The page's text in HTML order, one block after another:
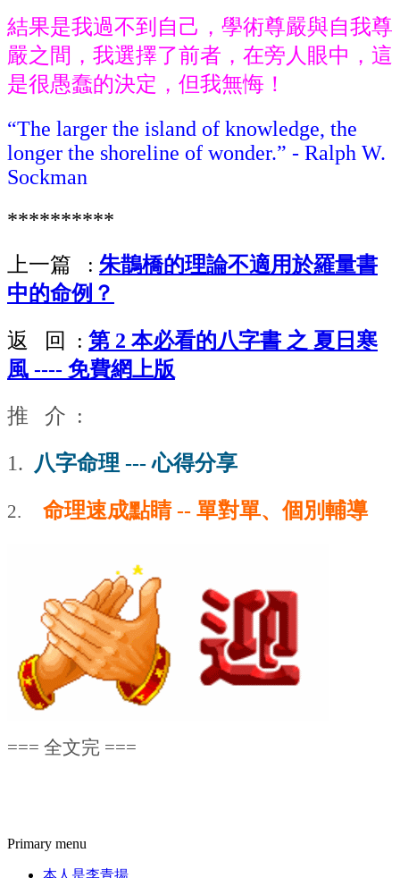
結果是我過不到自己，學術尊嚴與自我尊
嚴之間，我選擇了前者，在旁人眼中，這
是很愚蠢的決定，但我無悔！
“The larger the island of knowledge, the
longer the shoreline of wonder.” - Ralph W.
Sockman
**********
上一篇
: 朱鵲橋的理論不適用於羅量書
中的命例？
返 回 : 第 2 本必看的八字書 之 夏日寒
風 ---- 免費網上版
推
介 :
1. 八字命理 ---心得分享
2. 命理速成點睛 -- 單對單、個別輔導
=== 全文完 ===
Primary menu
本人是李青揚